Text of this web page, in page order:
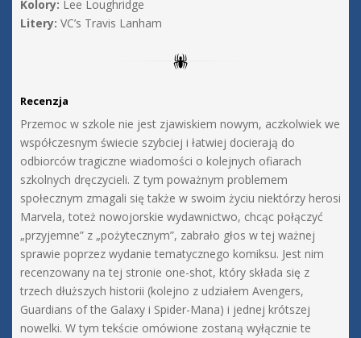
Kolory: Lee Loughridge
Litery: VC’s Travis Lanham
Recenzja
Przemoc w szkole nie jest zjawiskiem nowym, aczkolwiek we
współczesnym świecie szybciej i łatwiej docierają do
odbiorców tragiczne wiadomości o kolejnych ofiarach
szkolnych dręczycieli. Z tym poważnym problemem
społecznym zmagali się także w swoim życiu niektórzy herosi
Marvela, toteż nowojorskie wydawnictwo, chcąc połączyć
„przyjemne” z „pożytecznym”, zabrało głos w tej ważnej
sprawie poprzez wydanie tematycznego komiksu. Jest nim
recenzowany na tej stronie one-shot, który składa się z
trzech dłuższych historii (kolejno z udziałem Avengers,
Guardians of the Galaxy i Spider-Mana) i jednej krótszej
nowelki. W tym tekście omówione zostaną wyłącznie te